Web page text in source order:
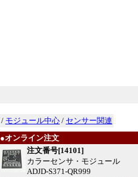
/ モジュール中心 / センサー関連
●オンライン注文
注文番号[14101]
カラーセンサ・モジュール
ADJD-S371-QR999